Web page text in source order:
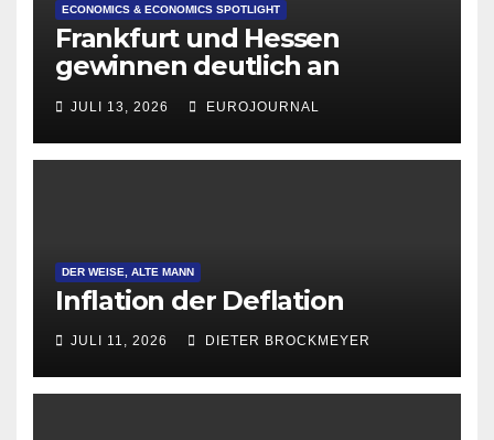
ECONOMICS & ECONOMICS SPOTLIGHT
Frankfurt und Hessen
gewinnen deutlich an
Attraktivität für Startup-
Gründungen
JULI 13, 2026 EUROJOURNAL
DER WEISE, ALTE MANN
Inflation der Deflation
JULI 11, 2026 DIETER BROCKMEYER